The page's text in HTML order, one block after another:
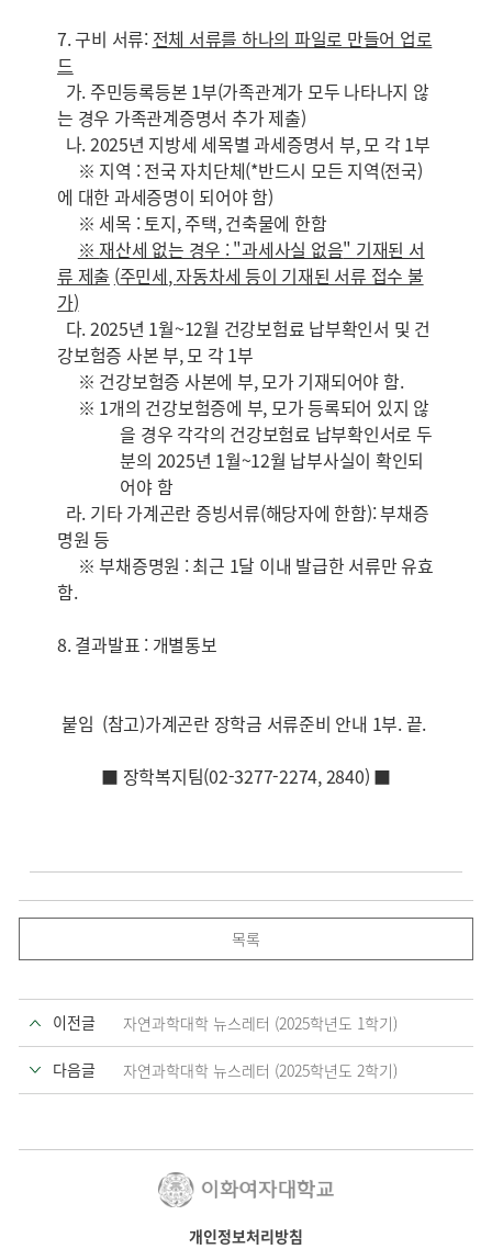
7. 구비 서류: 전체 서류를 하나의 파일로 만들어 업로
드
가. 주민등록등본 1부(가족관계가 모두 나타나지 않
는 경우 가족관계증명서 추가 제출)
나. 2025년 지방세 세목별 과세증명서 부, 모 각 1부
※ 지역 : 전국 자치단체(*반드시 모든 지역(전국)
에 대한 과세증명이 되어야 함)
※ 세목 : 토지, 주택, 건축물에 한함
※ 재산세 없는 경우 : "과세사실 없음" 기재된 서
류 제출 (주민세,자동차세 등이 기재된 서류 접수 불
가)
다. 2025년 1월~12월 건강보험료 납부확인서 및 건
강보험증 사본 부, 모 각 1부
※ 건강보험증 사본에 부, 모가 기재되어야 함.
※ 1개의 건강보험증에 부, 모가 등록되어 있지 않
을 경우 각각의 건강보험료 납부확인서로 두
분의 2025년 1월~12월 납부사실이 확인되
어야 함
라. 기타 가계곤란 증빙서류(해당자에 한함): 부채증
명원 등
※ 부채증명원 : 최근 1달 이내 발급한 서류만 유효
함.
8. 결과발표 : 개별통보
붙임 (참고)가계곤란 장학금 서류준비 안내 1부. 끝.
■ 장학복지팀(02-3277-2274, 2840) ■
목록
이전글 자연과학대학 뉴스레터 (2025학년도 1학기)
다음글 자연과학대학 뉴스레터 (2025학년도 2학기)
개인정보처리방침